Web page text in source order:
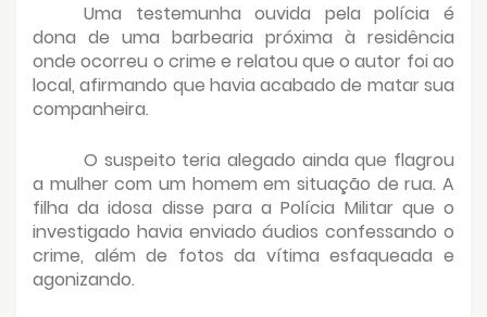
Uma testemunha ouvida pela polícia é
dona de uma barbearia próxima à residência
onde ocorreu o crime e relatou que o autor foi ao
local, afirmando que havia acabado de matar sua
companheira.
O suspeito teria alegado ainda que flagrou
a mulher com um homem em situação de rua. A
filha da idosa disse para a Polícia Militar que o
investigado havia enviado áudios confessando o
crime, além de fotos da vítima esfaqueada e
agonizando.